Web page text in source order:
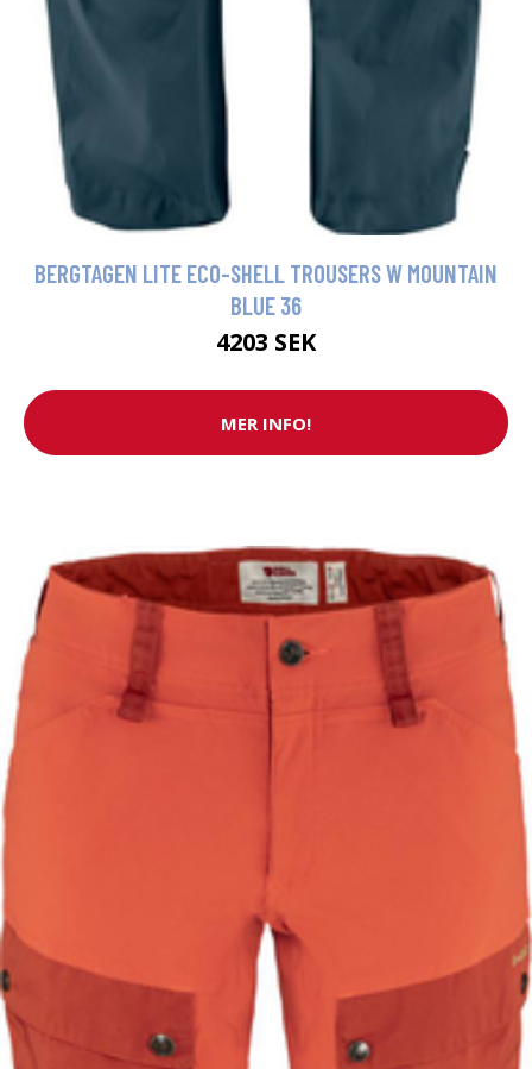
BERGTAGEN LITE ECO-SHELL TROUSERS W MOUNTAIN
BLUE 36
4203 SEK
MER INFO!